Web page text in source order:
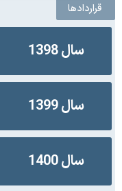
قراردادها
سال 1398
سال 1399
سال 1400